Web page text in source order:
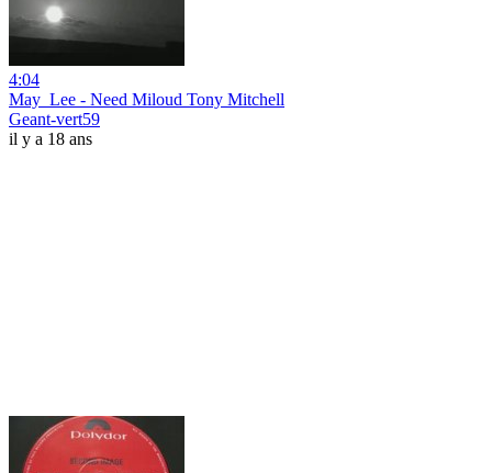
4:04
May_Lee - Need Miloud Tony Mitchell
Geant-vert59
il y a 18 ans